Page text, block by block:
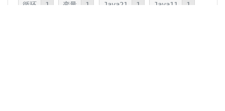
循环 1 变量 1 Java21 1 Java11 1